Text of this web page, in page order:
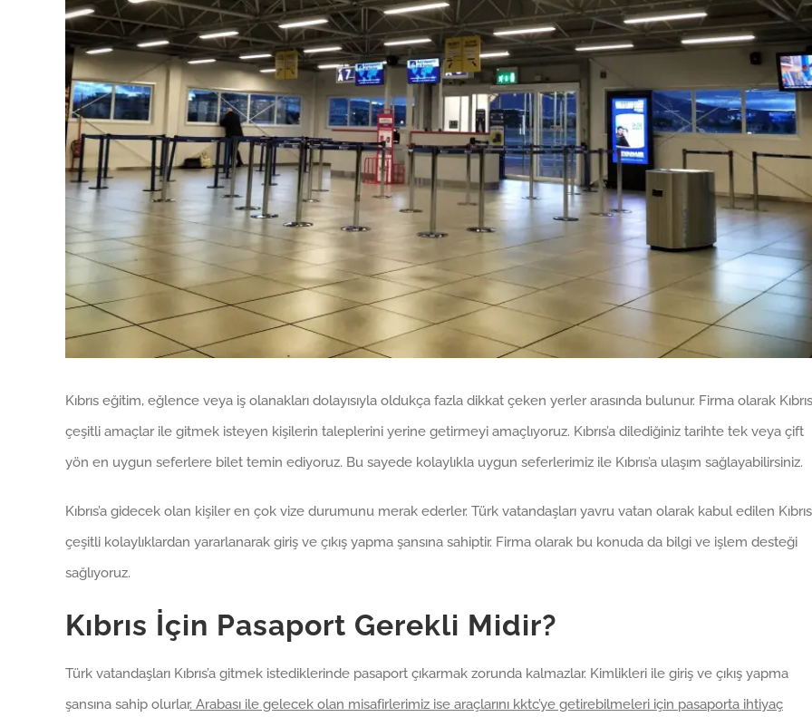
Kıbrıs eğitim, eğlence veya iş olanakları dolayısıyla oldukça fazla dikkat çeken yerler arasında bulunur. Firma olarak
çeşitli amaçlar ile gitmek isteyen kişilerin taleplerini yerine getirmeyi amaçlıyoruz. Kıbrıs’a dilediğiniz tarihte tek veya çift
yön en uygun seferlere bilet temin ediyoruz. Bu sayede kolaylıkla uygun seferlerimiz ile Kıbrıs’a ulaşım sağlayabilirsiniz.
Kıbrıs’a gidecek olan kişiler en çok vize durumunu merak ederler. Türk vatandaşları yavru vatan olarak kabul edilen
çeşitli kolaylıklardan yararlanarak giriş ve çıkış yapma şansına sahiptir. Firma olarak bu konuda da bilgi ve işlem desteği
sağlıyoruz.
Kıbrıs İçin Pasaport Gerekli Midir?
Türk vatandaşları Kıbrıs’a gitmek istediklerinde pasaport çıkarmak zorunda kalmazlar. Kimlikleri ile giriş ve çıkış yapma
şansına sahip olurlar. Arabası ile gelecek olan misafirlerimiz ise araçlarını kktc’ye getirebilmeleri için pasaporta ihtiyaç